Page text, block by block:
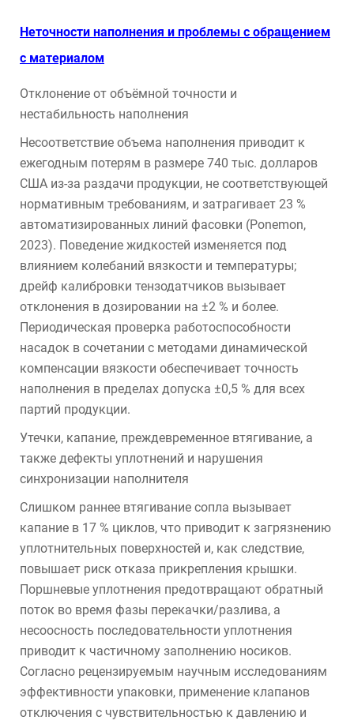
Неточности наполнения и проблемы с обращением
с материалом
Отклонение от объёмной точности и
нестабильность наполнения
Несоответствие объема наполнения приводит к
ежегодным потерям в размере 740 тыс. долларов
США из-за раздачи продукции, не соответствующей
нормативным требованиям, и затрагивает 23 %
автоматизированных линий фасовки (Ponemon,
2023). Поведение жидкостей изменяется под
влиянием колебаний вязкости и температуры;
дрейф калибровки тензодатчиков вызывает
отклонения в дозировании на ±2 % и более.
Периодическая проверка работоспособности
насадок в сочетании с методами динамической
компенсации вязкости обеспечивает точность
наполнения в пределах допуска ±0,5 % для всех
партий продукции.
Утечки, капание, преждевременное втягивание, а
также дефекты уплотнений и нарушения
синхронизации наполнителя
Слишком раннее втягивание сопла вызывает
капание в 17 % циклов, что приводит к загрязнению
уплотнительных поверхностей и, как следствие,
повышает риск отказа прикрепления крышки.
Поршневые уплотнения предотвращают обратный
поток во время фазы перекачки/разлива, а
несоосность последовательности уплотнения
приводит к частичному заполнению носиков.
Согласно рецензируемым научным исследованиям
эффективности упаковки, применение клапанов
отключения с чувствительностью к давлению и